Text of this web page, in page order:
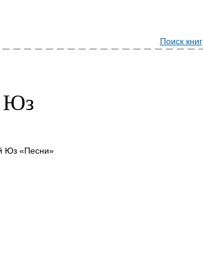
Поиск книг
Юз
Юз «Песни»